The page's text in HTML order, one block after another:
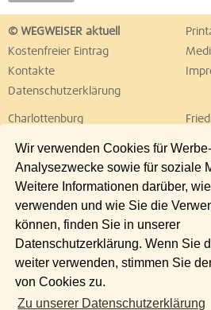
Wir verwenden Cookies für
Analysezwecke sowie für soziale
Weitere Informationen darüber,
verwenden und wie Sie die
können, finden Sie in unserer
Datenschutzerklärung. Wenn Sie
weiter verwenden, stimmen Sie
von Cookies zu.
Zu unserer Datenschutzerklärung
© WEGWEISER aktuell
Kostenfreier Eintrag
Kontakte
Datenschutzerklärung
Charlottenburg
Lichtenberg
Pankow
Reinickendorf
Spandau
Tempelhof
Treptow